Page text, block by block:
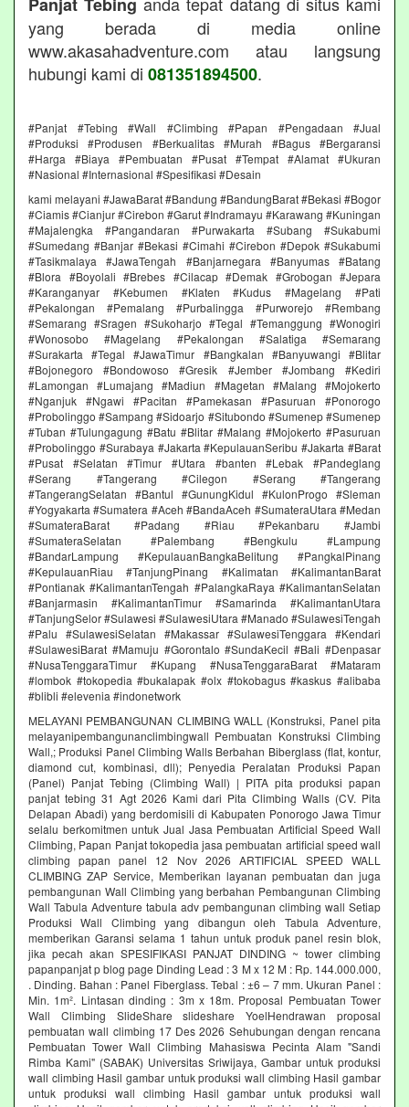
yang berada di media online
www.akasahadventure.com atau langsung
hubungi kami di 081351894500.
#Panjat #Tebing #Wall #Climbing #Papan #Pengadaan #Jual
#Produksi #Produsen #Berkualitas #Murah #Bagus #Bergaransi
#Harga #Biaya #Pembuatan #Pusat #Tempat #Alamat #Ukuran
#Nasional #Internasional #Spesifikasi #Desain
kami melayani #JawaBarat #Bandung #BandungBarat #Bekasi #Bogor
#Ciamis #Cianjur #Cirebon #Garut #Indramayu #Karawang #Kuningan
#Majalengka #Pangandaran #Purwakarta #Subang #Sukabumi
#Sumedang #Banjar #Bekasi #Cimahi #Cirebon #Depok #Sukabumi
#Tasikmalaya #JawaTengah #Banjarnegara #Banyumas #Batang
#Blora #Boyolali #Brebes #Cilacap #Demak #Grobogan #Jepara
#Karanganyar #Kebumen #Klaten #Kudus #Magelang #Pati
#Pekalongan #Pemalang #Purbalingga #Purworejo #Rembang
#Semarang #Sragen #Sukoharjo #Tegal #Temanggung #Wonogiri
#Wonosobo #Magelang #Pekalongan #Salatiga #Semarang
#Surakarta #Tegal #JawaTimur #Bangkalan #Banyuwangi #Blitar
#Bojonegoro #Bondowoso #Gresik #Jember #Jombang #Kediri
#Lamongan #Lumajang #Madiun #Magetan #Malang #Mojokerto
#Nganjuk #Ngawi #Pacitan #Pamekasan #Pasuruan #Ponorogo
#Probolinggo #Sampang #Sidoarjo #Situbondo #Sumenep #Sumenep
#Tuban #Tulungagung #Batu #Blitar #Malang #Mojokerto #Pasuruan
#Probolinggo #Surabaya #Jakarta #KepulauanSeribu #Jakarta #Barat
#Pusat #Selatan #Timur #Utara #banten #Lebak #Pandeglang
#Serang #Tangerang #Cilegon #Serang #Tangerang
#TangerangSelatan #Bantul #GunungKidul #KulonProgo #Sleman
#Yogyakarta #Sumatera #Aceh #BandaAceh #SumateraUtara #Medan
#SumateraBarat #Padang #Riau #Pekanbaru #Jambi
#SumateraSelatan #Palembang #Bengkulu #Lampung
#BandarLampung #KepulauanBangkaBelitung #PangkalPinang
#KepulauanRiau #TanjungPinang #Kalimatan #KalimantanBarat
#Pontianak #KalimantanTengah #PalangkaRaya #KalimantanSelatan
#Banjarmasin #KalimantanTimur #Samarinda #KalimantanUtara
#TanjungSelor #Sulawesi #SulawesiUtara #Manado #SulawesiTengah
#Palu #SulawesiSelatan #Makassar #SulawesiTenggara #Kendari
#SulawesiBarat #Mamuju #Gorontalo #SundaKecil #Bali #Denpasar
#NusaTenggaraTimur #Kupang #NusaTenggaraBarat #Mataram
#lombok #tokopedia #bukalapak #olx #tokobagus #kaskus #alibaba
#blibli #elevenia #indonetwork
MELAYANI PEMBANGUNAN CLIMBING WALL (Konstruksi, Panel pita
melayanipembangunanclimbingwall Pembuatan Konstruksi Climbing
Wall,; Produksi Panel Climbing Walls Berbahan Biberglass (flat, kontur,
diamond cut, kombinasi, dll); Penyedia Peralatan Produksi Papan
(Panel) Panjat Tebing (Climbing Wall) | PITA pita produksi papan
panjat tebing 31 Agt 2026 Kami dari Pita Climbing Walls (CV. Pita
Delapan Abadi) yang berdomisili di Kabupaten Ponorogo Jawa Timur
selalu berkomitmen untuk Jual Jasa Pembuatan Artificial Speed Wall
Climbing, Papan Panjat tokopedia jasa pembuatan artificial speed wall
climbing papan panel 12 Nov 2026 ARTIFICIAL SPEED WALL
CLIMBING ZAP Service, Memberikan layanan pembuatan dan juga
pembangunan Wall Climbing yang berbahan Pembangunan Climbing
Wall Tabula Adventure tabula adv pembangunan climbing wall Setiap
Produksi Wall Climbing yang dibangun oleh Tabula Adventure,
memberikan Garansi selama 1 tahun untuk produk panel resin blok,
jika pecah akan SPESIFIKASI PANJAT DINDING ~ tower climbing
papanpanjat p blog page Dinding Lead : 3 M x 12 M : Rp. 144.000.000,
. Dinding. Bahan : Panel Fiberglass. Tebal : ±6 – 7 mm. Ukuran Panel :
Min. 1m². Lintasan dinding : 3m x 18m. Proposal Pembuatan Tower
Wall Climbing SlideShare slideshare YoelHendrawan proposal
pembuatan wall climbing 17 Des 2026 Sehubungan dengan rencana
Pembuatan Tower Wall Climbing Mahasiswa Pecinta Alam "Sandi
Rimba Kami" (SABAK) Universitas Sriwijaya, Gambar untuk produksi
wall climbing Hasil gambar untuk produksi wall climbing Hasil gambar
untuk produksi wall climbing Hasil gambar untuk produksi wall